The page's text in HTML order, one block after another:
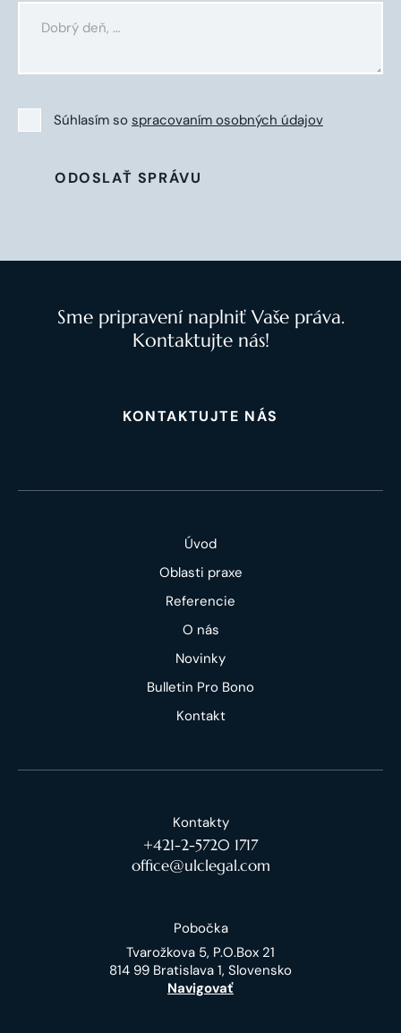
Súhlasím so spracovaním osobných údajov
ODOSLAŤ SPRÁVU
Sme pripravení naplniť Vaše práva.
Kontaktujte nás!
KONTAKTUJTE NÁS
Úvod
Oblasti praxe
Referencie
O nás
Novinky
Bulletin Pro Bono
Kontakt
Kontakty
+421-2-5720 1717
office@ulclegal.com
Pobočka
Tvarožkova 5, P.O.Box 21
814 99 Bratislava 1, Slovensko
Navigovať